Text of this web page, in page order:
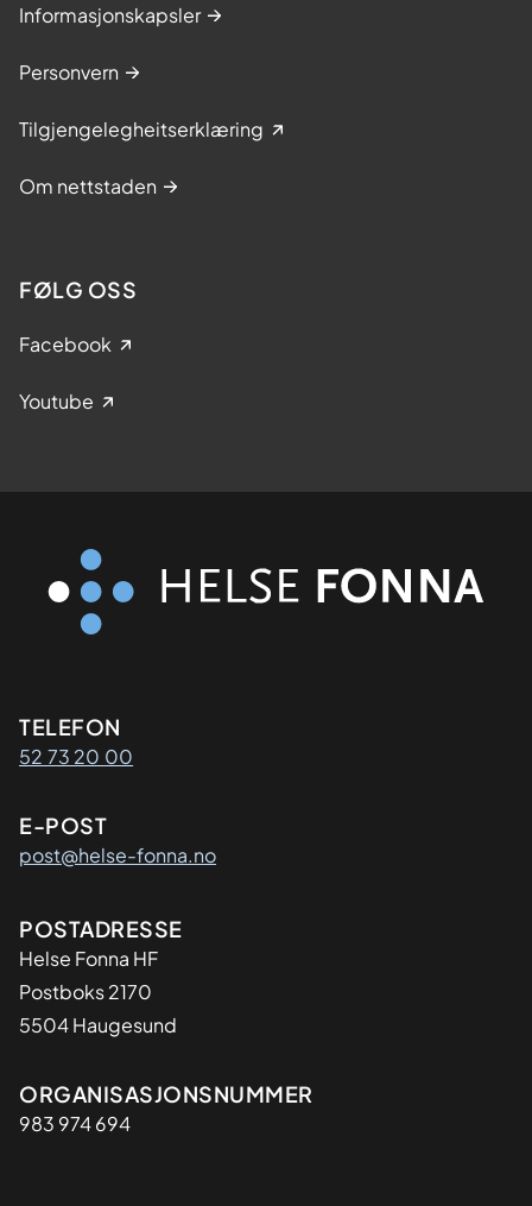
Informasjonskapsler
Personvern
Tilgjengelegheitserklæring
Om nettstaden
FØLG OSS
Facebook
Youtube
Kontaktinformasjon
TELEFON
52 73 20 00
E-POST
post@helse-fonna.no
Adresse
POSTADRESSE
​Helse Fonna HF
Postboks 2170
5504 Haugesund
Organisasjon
ORGANISASJONSNUMMER
983 974 694